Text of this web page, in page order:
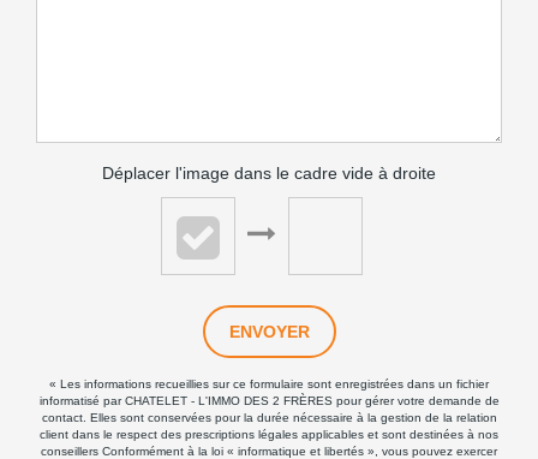
Déplacer l'image dans le cadre vide à droite
ENVOYER
« Les informations recueillies sur ce formulaire sont enregistrées dans un fichier
informatisé par CHATELET - L'IMMO DES 2 FRÈRES pour gérer votre demande de
contact. Elles sont conservées pour la durée nécessaire à la gestion de la relation
client dans le respect des prescriptions légales applicables et sont destinées à nos
conseillers Conformément à la loi « informatique et libertés », vous pouvez exercer